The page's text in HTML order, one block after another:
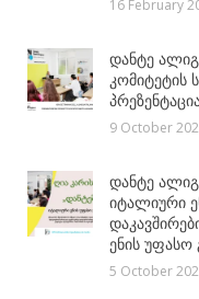
16 February
დანტე
კომიტეტის
9 October
დანტე
იტალიური
ენის უფასო
5 October